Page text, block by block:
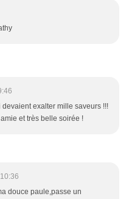
exalter mille saveurs !!!
et très belle soirée !
douce paule,passe un